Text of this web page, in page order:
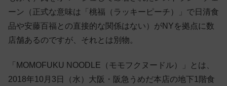
ーン（正式な意味は「桃福（ラッキーピーチ）」で日清食
品や安藤百福との直接的な関係はない）がNYを拠点に数
店舗あるのですが、それとは別物。
「MOMOFUKU NOODLE（モモフクヌードル）」とは、
2018年10月3日（水）大阪・阪急うめだ本店の地下1階食